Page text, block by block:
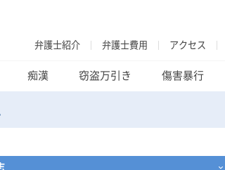
弁護士紹介 弁護士費用 アクセス
痴漢 窃盗万引き 傷害暴行